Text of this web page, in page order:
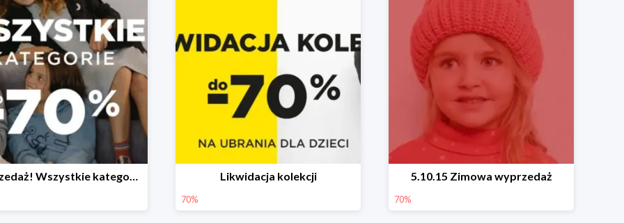
Wyprzedaż! Wszystkie kategorie do -70% Likwidacja kolekcji
70%
5.10.15 Zimowa wyprzedaż
70%